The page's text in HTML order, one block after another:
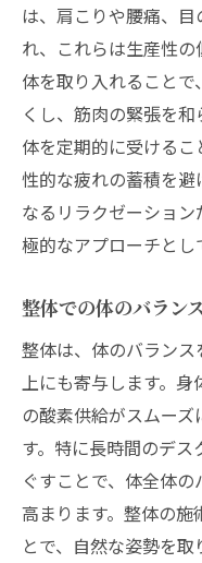
は、肩こりや腰痛、
れ、これらは生産性
体を取り入れること
くし、筋肉の緊張を
体を定期的に受ける
性的な疲れの蓄積を
なるリラクゼーショ
極的なアプローチとし
整体での体のバラン
整体は、体のバラン
上にも寄与します。
の酸素供給がスムー
す。特に長時間のデ
ぐすことで、体全体
高まります。整体の
とで、自然な姿勢を